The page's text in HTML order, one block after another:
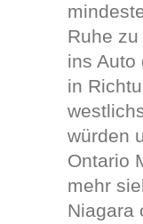
Ruhe
ins Auto
in
würden
Ontario
mehr
Niagara